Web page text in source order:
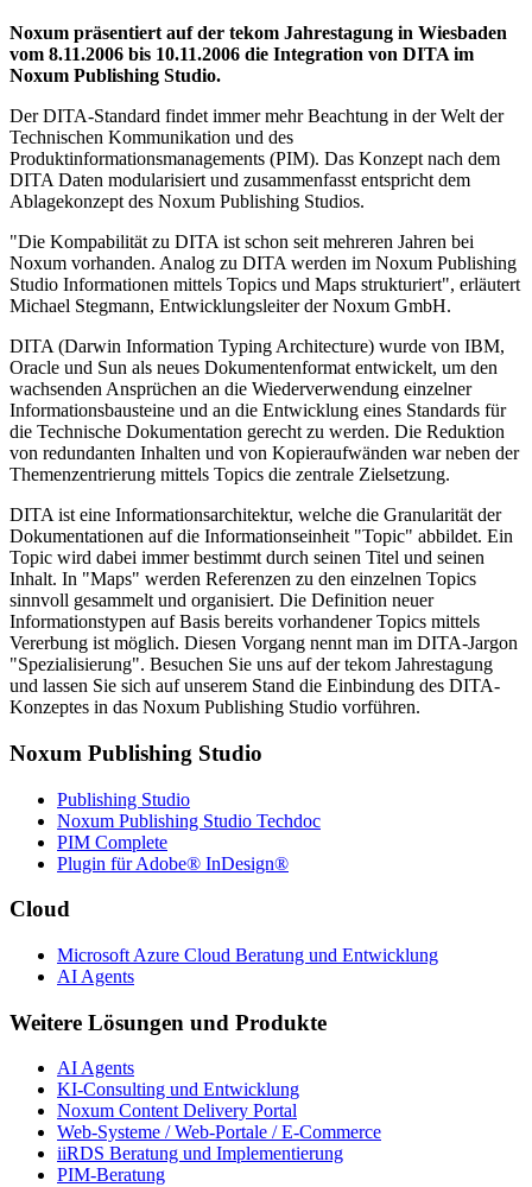
Noxum präsentiert auf der tekom Jahrestagung in Wiesbaden
vom 8.11.2006 bis 10.11.2006 die Integration von DITA im
Noxum Publishing Studio.
Der DITA-Standard findet immer mehr Beachtung in der Welt der
Technischen Kommunikation und des
Produktinformationsmanagements (PIM). Das Konzept nach dem
DITA Daten modularisiert und zusammenfasst entspricht dem
Ablagekonzept des Noxum Publishing Studios.
"Die Kompabilität zu DITA ist schon seit mehreren Jahren bei
Noxum vorhanden. Analog zu DITA werden im Noxum Publishing
Studio Informationen mittels Topics und Maps strukturiert", erläutert
Michael Stegmann, Entwicklungsleiter der Noxum GmbH.
DITA (Darwin Information Typing Architecture) wurde von IBM,
Oracle und Sun als neues Dokumentenformat entwickelt, um den
wachsenden Ansprüchen an die Wiederverwendung einzelner
Informationsbausteine und an die Entwicklung eines Standards für
die Technische Dokumentation gerecht zu werden. Die Reduktion
von redundanten Inhalten und von Kopieraufwänden war neben der
Themenzentrierung mittels Topics die zentrale Zielsetzung.
DITA ist eine Informationsarchitektur, welche die Granularität der
Dokumentationen auf die Informationseinheit "Topic" abbildet. Ein
Topic wird dabei immer bestimmt durch seinen Titel und seinen
Inhalt. In "Maps" werden Referenzen zu den einzelnen Topics
sinnvoll gesammelt und organisiert. Die Definition neuer
Informationstypen auf Basis bereits vorhandener Topics mittels
Vererbung ist möglich. Diesen Vorgang nennt man im DITA-Jargon
"Spezialisierung". Besuchen Sie uns auf der tekom Jahrestagung
und lassen Sie sich auf unserem Stand die Einbindung des DITA-
Konzeptes in das Noxum Publishing Studio vorführen.
Noxum Publishing Studio
Publishing Studio
Noxum Publishing Studio Techdoc
PIM Complete
Plugin für Adobe® InDesign®
Cloud
Microsoft Azure Cloud Beratung und Entwicklung
AI Agents
Weitere Lösungen und Produkte
AI Agents
KI-Consulting und Entwicklung
Noxum Content Delivery Portal
Web-Systeme / Web-Portale / E-Commerce
iiRDS Beratung und Implementierung
PIM-Beratung